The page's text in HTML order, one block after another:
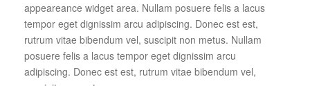
appeareance widget area. Nullam posuere felis a lacus
tempor eget dignissim arcu adipiscing. Donec est est,
rutrum vitae bibendum vel, suscipit non metus. Nullam
posuere felis a lacus tempor eget dignissim arcu
adipiscing. Donec est est, rutrum vitae bibendum vel,